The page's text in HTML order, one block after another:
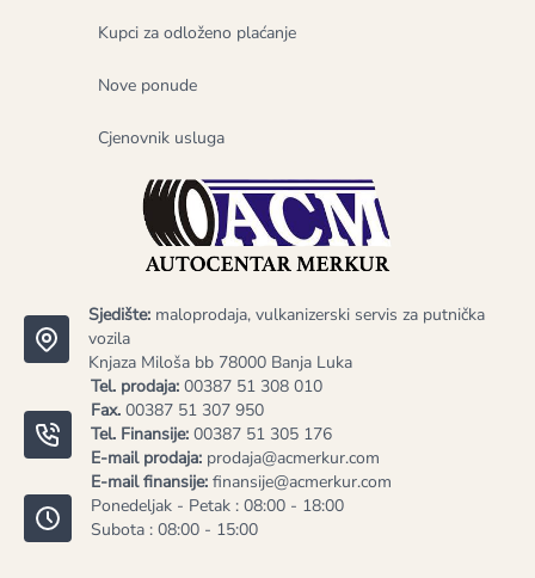
Sjedište: maloprodaja, vulkanizerski servis za putnička
vozila
Knjaza Miloša bb 78000 Banja Luka
Tel. prodaja: 00387 51 308 010
Fax. 00387 51 307 950
Tel. Finansije: 00387 51 305 176
E-mail prodaja: prodaja@acmerkur.com
E-mail finansije: finansije@acmerkur.com
Ponedeljak - Petak : 08:00 - 18:00
Subota : 08:00 - 15:00
Kupci za odloženo plaćanje
Nove ponude
Cjenovnik usluga